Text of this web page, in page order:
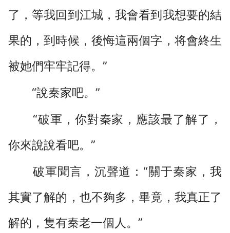
了，等我回到江城，我會看到我想要的結
果的，到時候，後悔這兩個字，将會終生
被她們牢牢記得。”
“說秦家吧。”
“破軍，你對秦家，應該最了解了，
你來說說看吧。”
破軍聞言，沉聲道：“關于秦家，我
其實了解的，也不夠多，畢竟，我真正了
解的，隻有秦老一個人。”